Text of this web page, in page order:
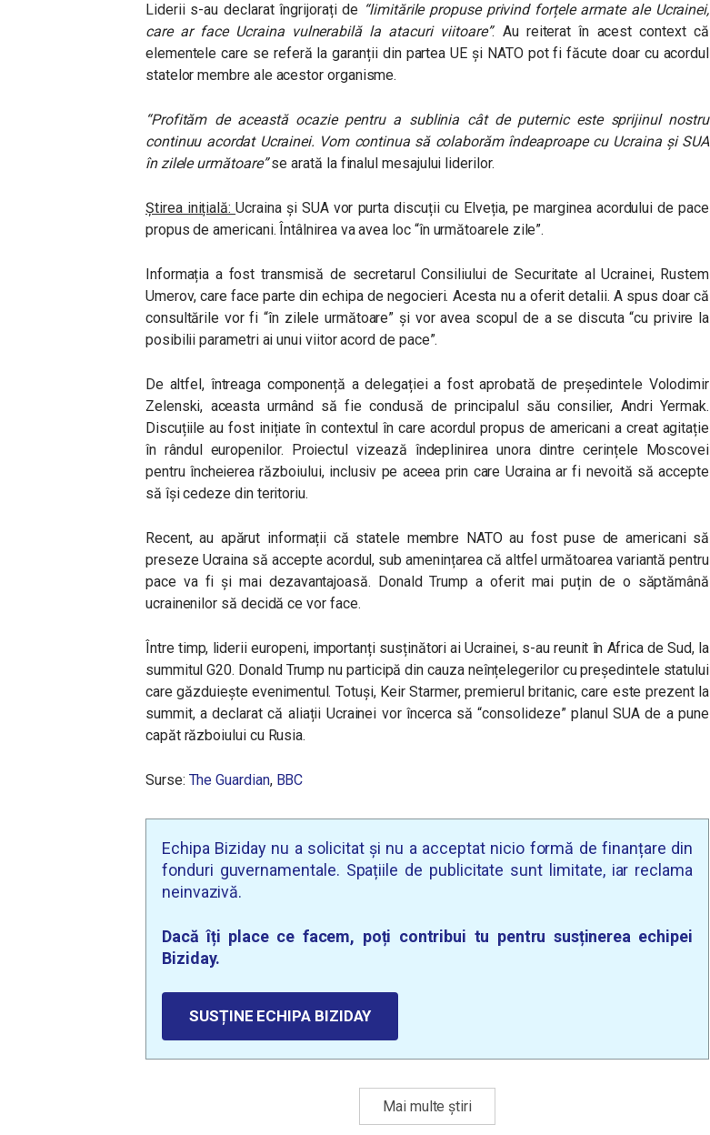
Liderii s-au declarat îngrijorați de “limitările propuse privind forțele armate ale Ucrainei,
care ar face Ucraina vulnerabilă la atacuri viitoare”. Au reiterat în acest context că
elementele care se referă la garanții din partea UE și NATO pot fi făcute doar cu acordul
statelor membre ale acestor organisme.
“Profităm de această ocazie pentru a sublinia cât de puternic este sprijinul nostru
continuu acordat Ucrainei. Vom continua să colaborăm îndeaproape cu Ucraina și SUA
în zilele următoare”se arată la finalul mesajului liderilor.
Știrea inițială:Ucraina și SUA vor purta discuții cu Elveția,pe marginea acordului de pace
propus de americani. Întâlnirea va avea loc “în următoarele zile”.
Informația a fost transmisă de secretarul Consiliului de Securitate al Ucrainei, Rustem
Umerov, care face parte din echipa de negocieri. Acesta nu a oferit detalii. A spus doar că
consultările vor fi “în zilele următoare” și vor avea scopul de a se discuta “cu privire la
posibilii parametri ai unui viitor acord de pace”.
De altfel, întreaga componență a delegației a fost aprobată de președintele Volodimir
Zelenski, aceasta urmând să fie condusă de principalul său consilier, Andri Yermak.
Discuțiile au fost inițiate în contextul în care acordul propus de americani a creat agitație
în rândul europenilor. Proiectul vizează îndeplinirea unora dintre cerințele Moscovei
pentru încheierea războiului, inclusiv pe aceea prin care Ucraina ar fi nevoită să accepte
să își cedeze din teritoriu.
Recent, au apărut informații că statele membre NATO au fost puse de americani să
preseze Ucraina să accepte acordul, sub amenințarea că altfel următoarea variantă pentru
pace va fi și mai dezavantajoasă. Donald Trump a oferit mai puțin de o săptămână
ucrainenilor să decidă ce vor face.
Între timp, liderii europeni, importanți susținători ai Ucrainei, s-au reunit în Africa de Sud, la
summitul G20. Donald Trump nu participă din cauza neînțelegerilor cu președintele statului
care găzduiește evenimentul. Totuși, Keir Starmer, premierul britanic, care este prezent la
summit, a declarat că aliații Ucrainei vor încerca să “consolideze” planul SUA de a pune
capăt războiului cu Rusia.
Surse: The Guardian, BBC
Echipa Biziday nu a solicitat și nu a acceptat nicio formă de finanțare din
fonduri guvernamentale. Spațiile de publicitate sunt limitate, iar reclama
neinvazivă.
Dacă îți place ce facem, poți contribui tu pentru susținerea echipei
Biziday.
SUSȚINE ECHIPA BIZIDAY
Mai multe știri